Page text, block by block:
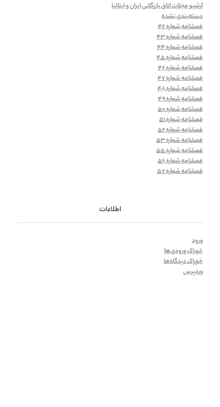
آرشیو مجلات اتاق بازرگانی ایران و ایتالیا
دسته‌بندی نشده
فصلنامه شماره 42
فصلنامه شماره 43
فصلنامه شماره 44
فصلنامه شماره 45
فصلنامه شماره 46
فصلنامه شماره 47
فصلنامه شماره 48
فصلنامه شماره 49
فصلنامه شماره 50
فصلنامه شماره 51
فصلنامه شماره 52
فصلنامه شماره 53
فصلنامه شماره 55
فصلنامه شماره 56
فصلنامه شماره 57
اطلاعات
ورود
خوراک ورودی‌ها
خوراک دیدگاه‌ها
وردپرس